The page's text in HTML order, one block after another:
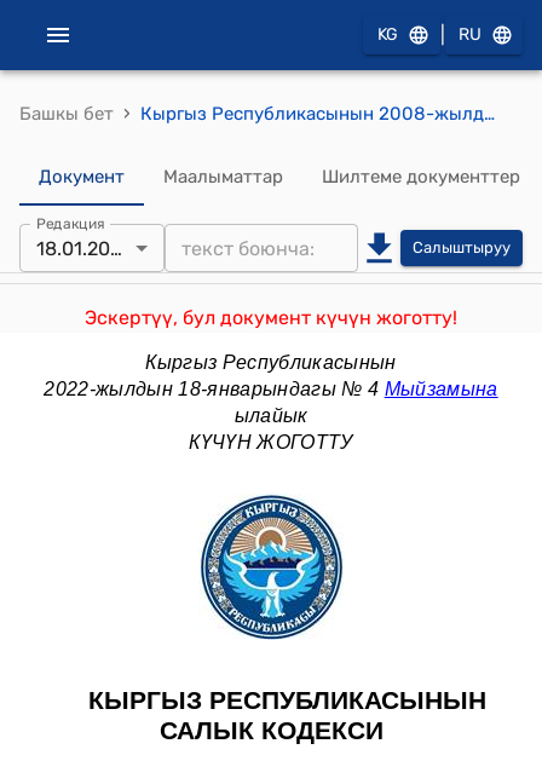
KG RU
Башкы бет › Кыргыз Республикасынын 2008-жылдын 17-октябры № 230 "Салык кодекси"
Документ Маалыматтар Шилтеме документтер
Редакция
18.01.2022 Салыштыруу
Эскертүү, бул документ күчүн жоготту!